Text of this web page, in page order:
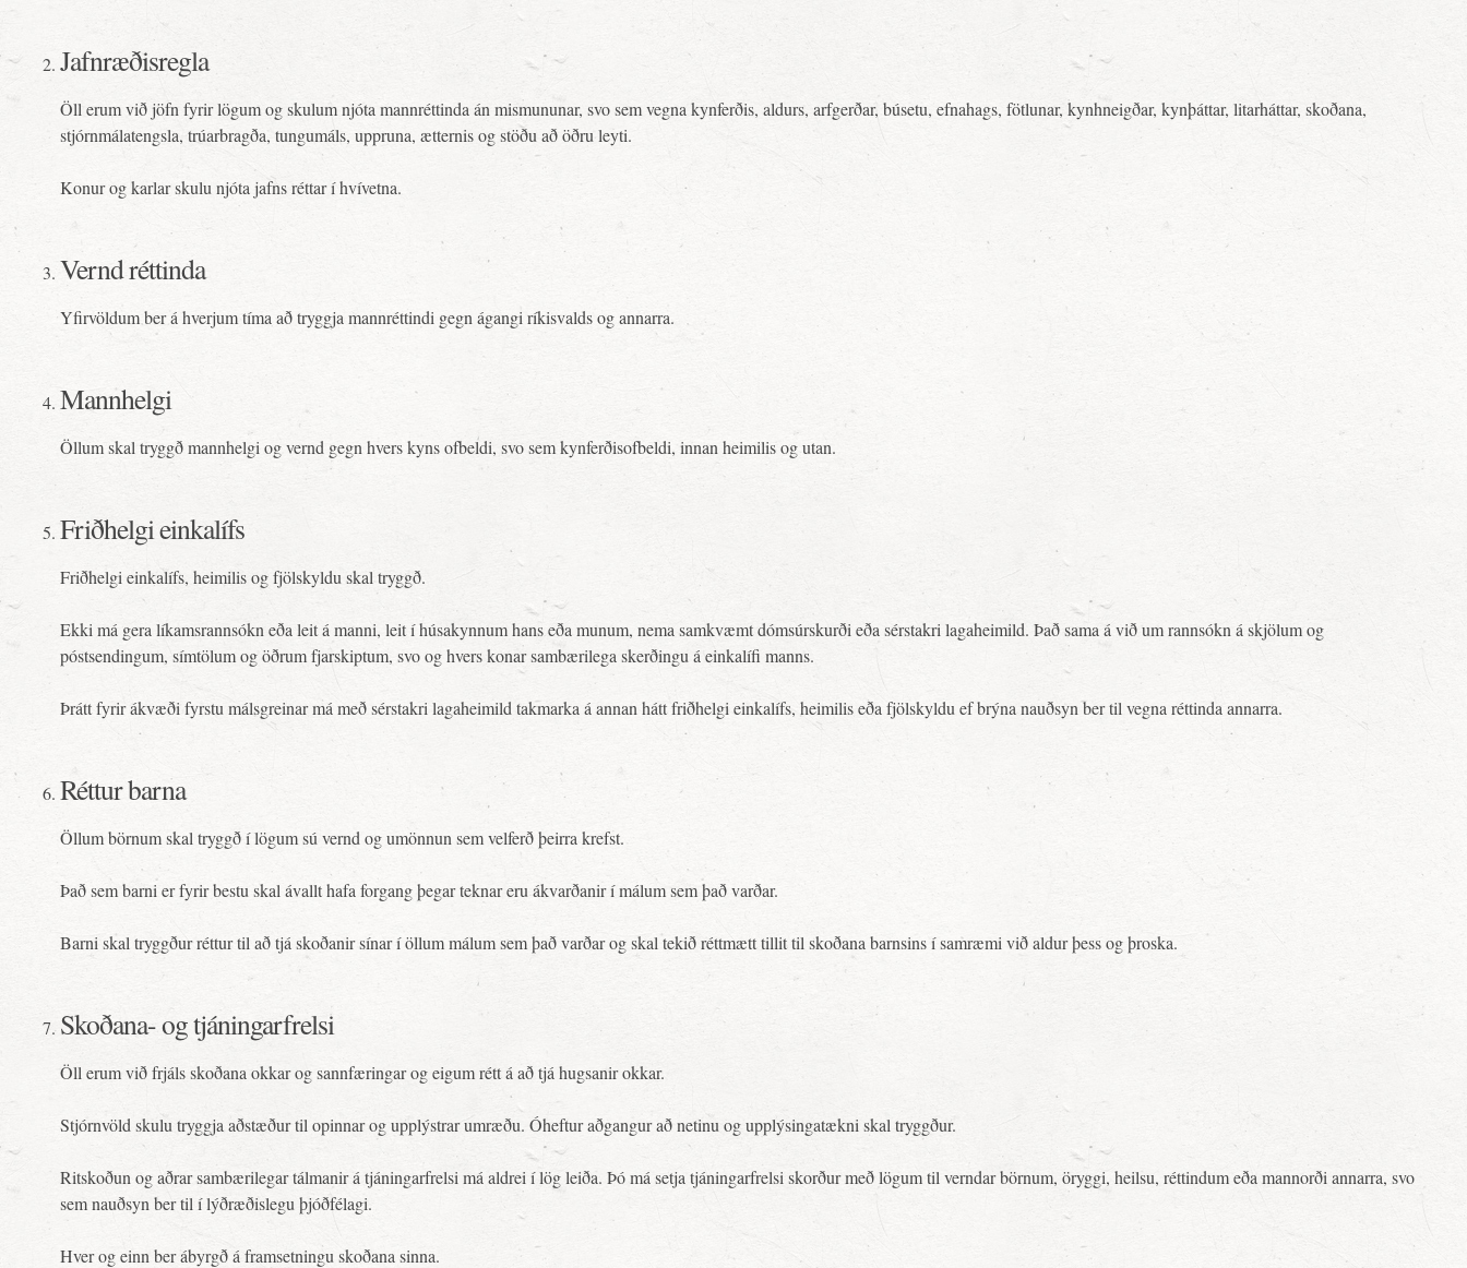
Jafnræðisregla
Öll erum við jöfn fyrir lögum og skulum njóta mannréttinda án mismununar, svo sem vegna kynferðis, aldurs, arfgerðar, búsetu, efnahags, fötlunar, kynhneigðar, kynþáttar, litarháttar, skoðana,
stjórnmálatengsla, trúarbragða, tungumáls, uppruna, ætternis og stöðu að öðru leyti.
Konur og karlar skulu njóta jafns réttar í hvívetna.
Vernd réttinda
Yfirvöldum ber á hverjum tíma að tryggja mannréttindi gegn ágangi ríkisvalds og annarra.
Mannhelgi
Öllum skal tryggð mannhelgi og vernd gegn hvers kyns ofbeldi, svo sem kynferðisofbeldi, innan heimilis og utan.
Friðhelgi einkalífs
Friðhelgi einkalífs, heimilis og fjölskyldu skal tryggð.
Ekki má gera líkamsrannsókn eða leit á manni, leit í húsakynnum hans eða munum, nema samkvæmt dómsúrskurði eða sérstakri lagaheimild. Það sama á við um rannsókn á skjölum og
póstsendingum, símtölum og öðrum fjarskiptum, svo og hvers konar sambærilega skerðingu á einkalífi manns.
Þrátt fyrir ákvæði fyrstu málsgreinar má með sérstakri lagaheimild takmarka á annan hátt friðhelgi einkalífs, heimilis eða fjölskyldu ef brýna nauðsyn ber til vegna réttinda annarra.
Réttur barna
Öllum börnum skal tryggð í lögum sú vernd og umönnun sem velferð þeirra krefst.
Það sem barni er fyrir bestu skal ávallt hafa forgang þegar teknar eru ákvarðanir í málum sem það varðar.
Barni skal tryggður réttur til að tjá skoðanir sínar í öllum málum sem það varðar og skal tekið réttmætt tillit til skoðana barnsins í samræmi við aldur þess og þroska.
Skoðana- og tjáningarfrelsi
Öll erum við frjáls skoðana okkar og sannfæringar og eigum rétt á að tjá hugsanir okkar.
Stjórnvöld skulu tryggja aðstæður til opinnar og upplýstrar umræðu. Óheftur aðgangur að netinu og upplýsingatækni skal tryggður.
Ritskoðun og aðrar sambærilegar tálmanir á tjáningarfrelsi má aldrei í lög leiða. Þó má setja tjáningarfrelsi skorður með lögum til verndar börnum, öryggi, heilsu, réttindum eða mannorði annarra, svo
sem nauðsyn ber til í lýðræðislegu þjóðfélagi.
Hver og einn ber ábyrgð á framsetningu skoðana sinna.